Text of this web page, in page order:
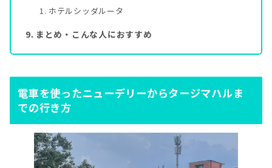
ホテルシッダルータ
まとめ・こんな人におすすめ
電車を使ったニューデリーからタージマハルま
での行き方